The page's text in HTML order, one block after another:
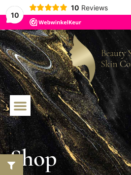
10
10 Reviews
Shop